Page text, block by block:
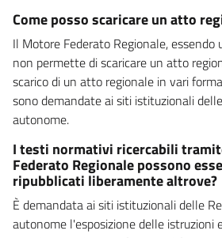
Come posso scaricare un atto
Il Motore Federato Regionale, essendo
non permette di scaricare un atto
scarico di un atto regionale in vari
sono demandate ai siti istituzionali
autonome.
I testi normativi ricercabili
Federato Regionale possono
ripubblicati liberamente altrove?
È demandata ai siti istituzionali delle
autonome l'esposizione delle istruzioni